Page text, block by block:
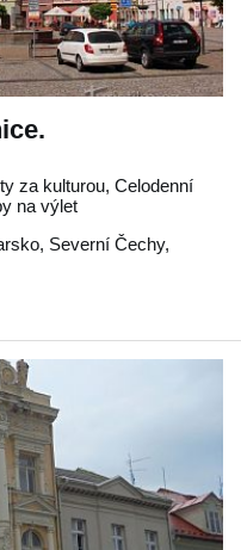
za kulturou, Celodenní
na výlet
, Severní Čechy,